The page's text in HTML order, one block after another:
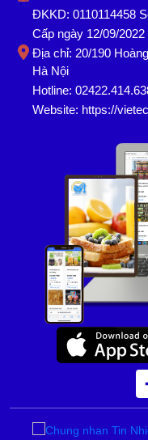
ĐKKD: 0110114458
Cấp ngày 12/09/
Địa chỉ: 20/190
Hà Nội
Hotline:
Website: https://